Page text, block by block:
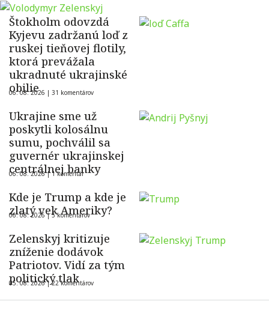
Štokholm odovzdá
Kyjevu zadržanú loď z
ruskej tieňovej flotily,
ktorá prevážala
ukradnuté ukrajinské
obilie
06. 08. 2026 | 31 komentárov
Ukrajine sme už
poskytli kolosálnu
sumu, pochválil sa
guvernér ukrajinskej
centrálnej banky
06. 08. 2026 |1 komentár
Kde je Trump a kde je
zlatý vek Ameriky?
06. 08. 2026 |5 komentárov
Zelenskyj kritizuje
zníženie dodávok
Patriotov. Vidí za tým
politický tlak
05. 08. 2026 |22 komentárov